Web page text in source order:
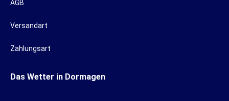
AGB
Versandart
Zahlungsart
Das Wetter in Dormagen